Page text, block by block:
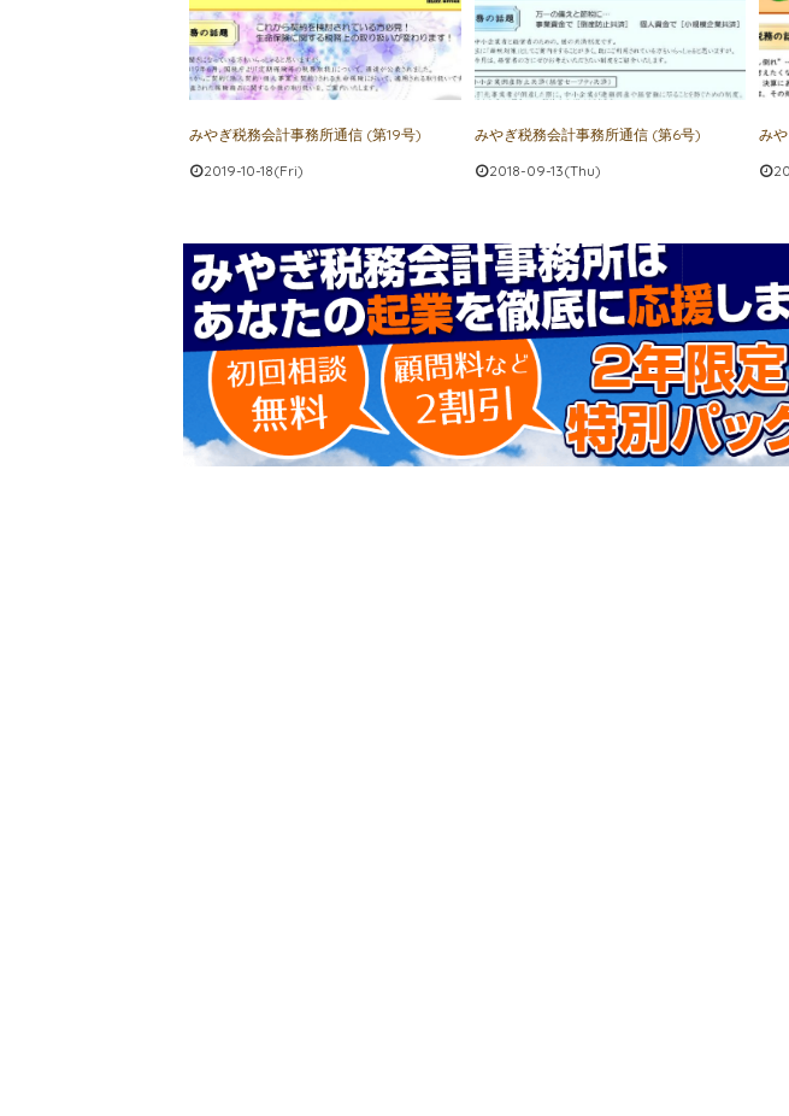
みやぎ税務会計事務所通信 (第19号)
2019-10-18(Fri)
みやぎ税務会計事務所通信 (第6号)
2018-09-13(Thu)
み